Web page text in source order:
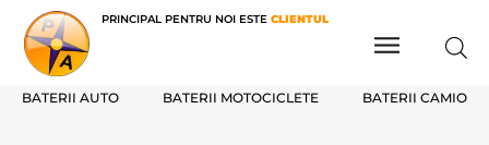
PRINCIPAL PENTRU NOI ESTE CLIENTUL
BATERII AUTO BATERII MOTOCICLETE BATERII